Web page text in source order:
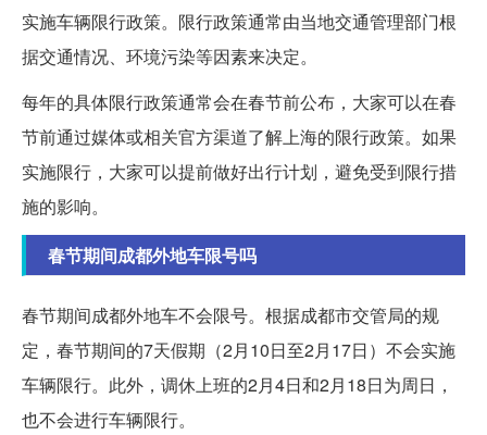
实施车辆限行政策。限行政策通常由当地交通管理部门根
据交通情况、环境污染等因素来决定。
每年的具体限行政策通常会在春节前公布，大家可以在春
节前通过媒体或相关官方渠道了解上海的限行政策。如果
实施限行，大家可以提前做好出行计划，避免受到限行措
施的影响。
春节期间成都外地车限号吗
春节期间成都外地车不会限号。根据成都市交管局的规
定，春节期间的7天假期（2月10日至2月17日）不会实施
车辆限行。此外，调休上班的2月4日和2月18日为周日，
也不会进行车辆限行。